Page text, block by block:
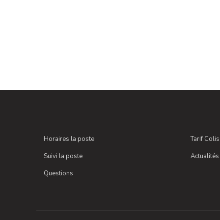
Horaires la poste
Suivi la poste
Questions
Tarif
Actualités